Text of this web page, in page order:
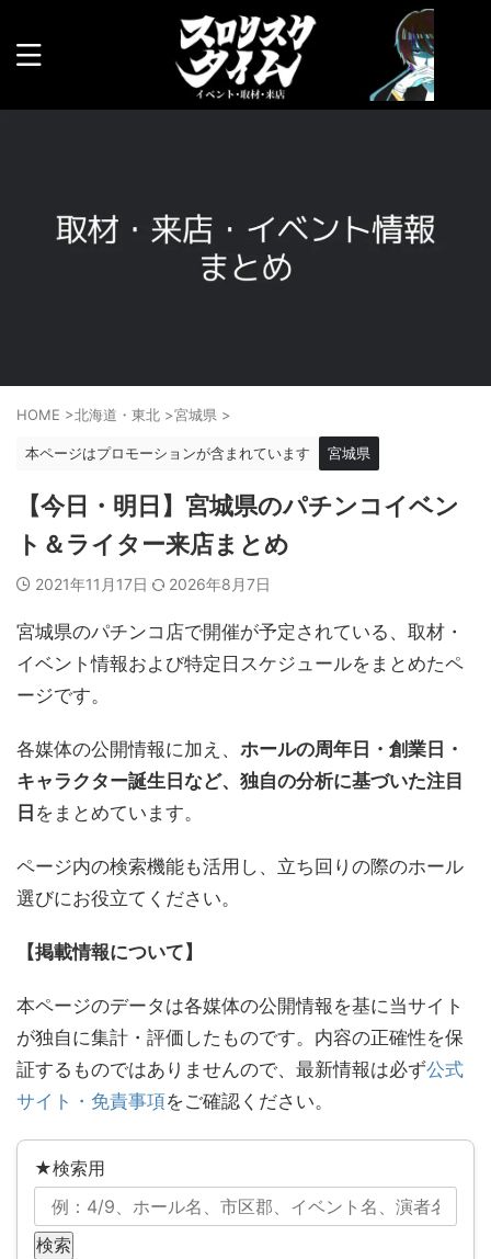
HOME >北海道・東北 >宮城県 >
本ページはプロモーションが含まれています 宮城県
【今日・明日】宮城県のパチンコイベン
ト＆ライター来店まとめ
2021年11月17日 2026年8月7日
宮城県のパチンコ店で開催が予定されている、取材・
イベント情報および特定日スケジュールをまとめたペ
ージです。
各媒体の公開情報に加え、 ホールの周年日・創業日・
キャラクター誕生日など、独自の分析に基づいた注目
日 をまとめています。
ページ内の検索機能も活用し、立ち回りの際のホール
選びにお役立てください。
【掲載情報について】
本ページのデータは各媒体の公開情報を基に当サイト
が独自に集計・評価したものです。内容の正確性を保
証するものではありませんので、最新情報は必ず公式
サイト・免責事項をご確認ください。
★検索用
検索